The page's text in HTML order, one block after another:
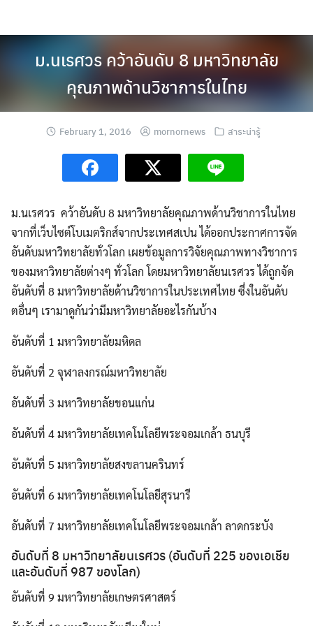
content
Search
for: Search
ม.นเรศวร คว้าอันดับ 8 มหาวิทยาลัย
คุณภาพด้านวิชาการในไทย
February 1, 2016 mornornews สาระน่ารู้
ม.นเรศวร คว้าอันดับ 8 มหาวิทยาลัยคุณภาพด้านวิชาการในไทย
จากที่เว็บไซต์โบเมตริกส์จากประเทศสเปน ได้ออกประกาศการจัด
อันดับมหาวิทยาลัยทั่วโลก เผยข้อมูลการวิจัยคุณภาพทางวิชาการ
ของมหาวิทยาลัยต่างๆ ทั่วโลก โดยมหาวิทยาลัยนเรศวร ได้ถูกจัด
อันดับที่ 8 มหาวิทยาลัยด้านวิชาการในประเทศไทย ซึ่งในอันดับ
ตอื่นๆ เรามาดูกันว่ามีมหาวิทยาลัยอะไรกันบ้าง
อันดับที่ 1 มหาวิทยาลัยมหิดล
อันดับที่ 2 จุฬาลงกรณ์มหาวิทยาลัย
อันดับที่ 3 มหาวิทยาลัยขอนแก่น
อันดับที่ 4 มหาวิทยาลัยเทคโนโลยีพระจอมเกล้า ธนบุรี
อันดับที่ 5 มหาวิทยาลัยสงขลานครินทร์
อันดับที่ 6 มหาวิทยาลัยเทคโนโลยีสุรนารี
อันดับที่ 7 มหาวิทยาลัยเทคโนโลยีพระจอมเกล้า ลาดกระบัง
อันดับที่ 8 มหาวิทยาลัยนเรศวร (อันดับที่ 225 ของเอเชีย
และอันดับที่ 987 ของโลก)
อันดับที่ 9 มหาวิทยาลัยเกษตรศาสตร์